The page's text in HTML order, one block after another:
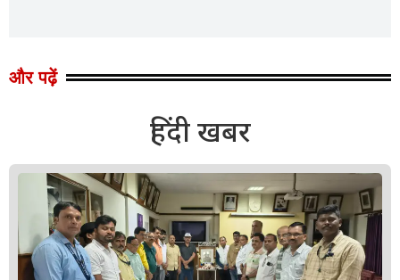
और पढ़ें
हिंदी खबर